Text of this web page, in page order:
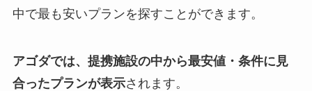
中で最も安いプランを探すことができます。
アゴダでは、提携施設の中から最安値・条件に見
合ったプランが表示されます。